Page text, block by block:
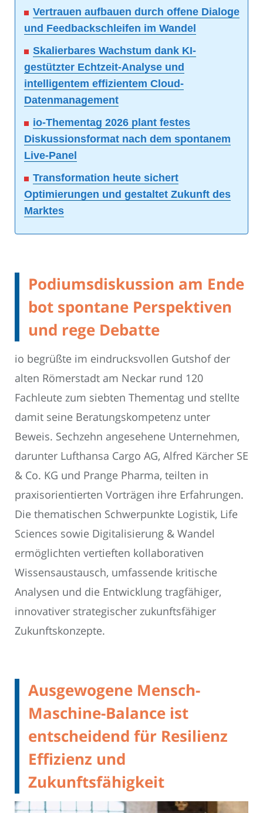
Vertrauen aufbauen durch offene Dialoge
und Feedbackschleifen im Wandel
Skalierbares Wachstum dank KI-
gestützter Echtzeit-Analyse und
intelligentem effizientem Cloud-
Datenmanagement
io-Thementag 2026 plant festes
Diskussionsformat nach dem spontanem
Live-Panel
Transformation heute sichert
Optimierungen und gestaltet Zukunft des
Marktes
Podiumsdiskussion am Ende
bot spontane Perspektiven
und rege Debatte
io begrüßte im eindrucksvollen Gutshof der
alten Römerstadt am Neckar rund 120
Fachleute zum siebten Thementag und stellte
damit seine Beratungskompetenz unter
Beweis. Sechzehn angesehene Unternehmen,
darunter Lufthansa Cargo AG, Alfred Kärcher SE
& Co. KG und Prange Pharma, teilten in
praxisorientierten Vorträgen ihre Erfahrungen.
Die thematischen Schwerpunkte Logistik, Life
Sciences sowie Digitalisierung & Wandel
ermöglichten vertieften kollaborativen
Wissensaustausch, umfassende kritische
Analysen und die Entwicklung tragfähiger,
innovativer strategischer zukunftsfähiger
Zukunftskonzepte.
Ausgewogene Mensch-
Maschine-Balance ist
entscheidend für Resilienz
Effizienz und
Zukunftsfähigkeit